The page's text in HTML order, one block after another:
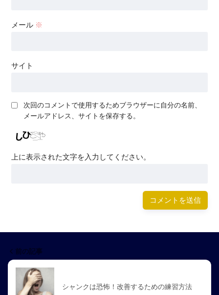
メール ※
サイト
次回のコメントで使用するためブラウザーに自分の名前、
メールアドレス、サイトを保存する。
上に表示された文字を入力してください。
前の記事
シャンクは恐怖！改善するための練習方法